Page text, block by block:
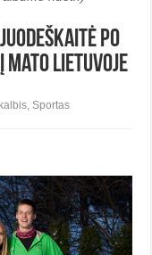
po
Lietuvoje
Sportas